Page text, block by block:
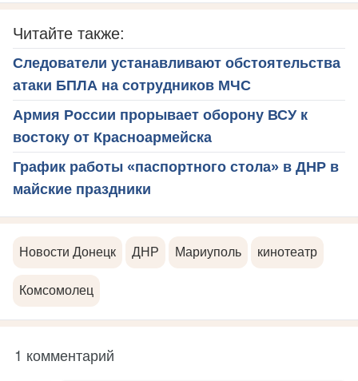
Читайте также:
Следователи устанавливают обстоятельства
атаки БПЛА на сотрудников МЧС
Армия России прорывает оборону ВСУ к
востоку от Красноармейска
График работы «паспортного стола» в ДНР в
майские праздники
Новости Донецк ДНР Мариуполь кинотеатр
Комсомолец
1 комментарий